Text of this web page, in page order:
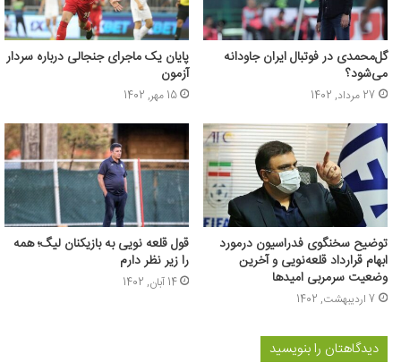
گل‌محمدی در فوتبال ایران جاودانه
می‌شود؟
27 مرداد, 1402
پایان یک ماجرای جنجالی درباره سردار
آزمون
15 مهر, 1402
توضیح سخنگوی فدراسیون درمورد
ابهام قرارداد قلعه‌نویی و آخرین
وضعیت سرمربی امیدها
7 اردیبهشت, 1402
قول قلعه نویی به بازیکنان لیگ؛ همه
را زیر نظر دارم
14 آبان, 1402
دیدگاهتان را بنویسید